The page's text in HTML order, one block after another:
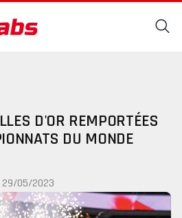
D'OR REMPORTÉES
DU MONDE
29/05/2023